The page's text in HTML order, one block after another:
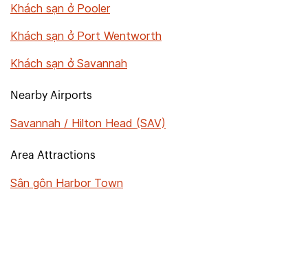
Khách sạn ở Pooler
Khách sạn ở Port Wentworth
Khách sạn ở Savannah
Nearby Airports
Savannah / Hilton Head (SAV)
Area Attractions
Sân gôn Harbor Town